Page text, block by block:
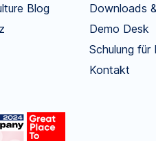
Blog
Downloads
Demo Desk
Schulung für
Kontakt